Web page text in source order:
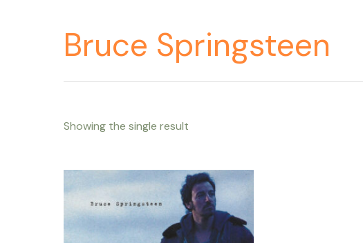
Bruce Springsteen
Showing the single result